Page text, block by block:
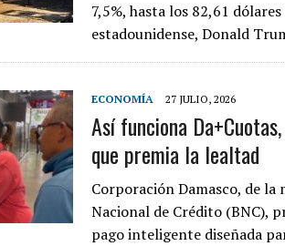
7,5%, hasta los 82,61
estadounidense, Donald
ECONOMÍA 27 JULIO, 2026
Así funciona
que premia la lealtad
Corporación Damasco, de
Nacional de Crédito (BNC),
pago inteligente diseñada